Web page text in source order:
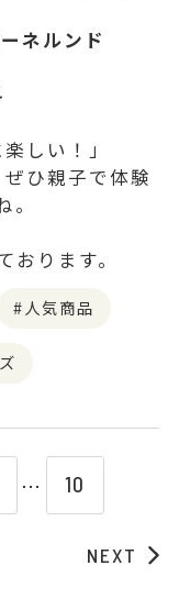
ネルンド
しい！」
ひ親子で体験
ります。
人気商品
⋯ 10
NEXT